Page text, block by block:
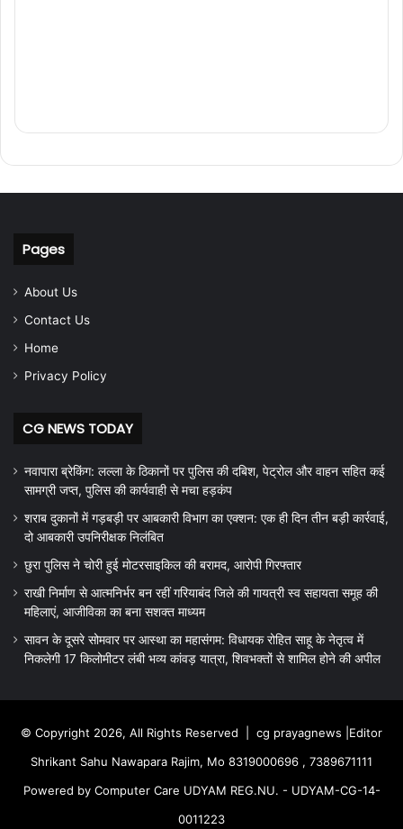
Pages
About Us
Contact Us
Home
Privacy Policy
CG NEWS TODAY
नवापारा ब्रेकिंग: लल्ला के ठिकानों पर पुलिस की दबिश, पेट्रोल और वाहन सहित कई
सामग्री जप्त, पुलिस की कार्यवाही से मचा हड़कंप
शराब दुकानों में गड़बड़ी पर आबकारी विभाग का एक्शन: एक ही दिन तीन बड़ी कार्रवाई,
दो आबकारी उपनिरीक्षक निलंबित
छुरा पुलिस ने चोरी हुई मोटरसाइकिल की बरामद, आरोपी गिरफ्तार
राखी निर्माण से आत्मनिर्भर बन रहीं गरियाबंद जिले की गायत्री स्व सहायता समूह की
महिलाएं, आजीविका का बना सशक्त माध्यम
सावन के दूसरे सोमवार पर आस्था का महासंगम: विधायक रोहित साहू के नेतृत्व में
निकलेगी 17 किलोमीटर लंबी भव्य कांवड़ यात्रा, शिवभक्तों से शामिल होने की अपील
© Copyright 2026, All Rights Reserved | cg prayagnews |Editor
Shrikant Sahu Nawapara Rajim, Mo 8319000696 , 7389671111
Powered by Computer Care UDYAM REG.NU. - UDYAM-CG-14-
0011223